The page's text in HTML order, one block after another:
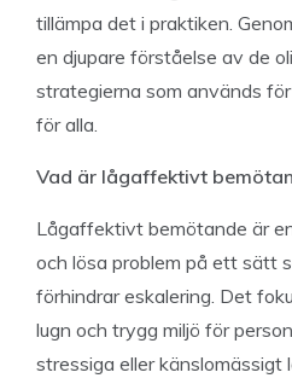
tillämpa det i praktiken.
en djupare förståelse av de
strategierna som används
för alla.
Vad är lågaffektivt
Lågaffektivt bemötande är
och lösa problem på ett sätt
förhindrar eskalering. Det
lugn och trygg miljö för
stressiga eller känslomässigt